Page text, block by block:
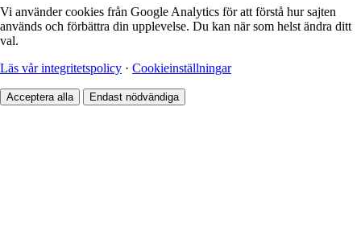
Vi använder cookies från Google Analytics för att förstå hur sajten
används och förbättra din upplevelse. Du kan när som helst ändra ditt
val.
Läs vår integritetspolicy · Cookieinställningar
Acceptera alla Endast nödvändiga